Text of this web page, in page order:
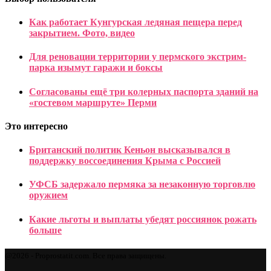
Как работает Кунгурская ледяная пещера перед
закрытием. Фото, видео
Для реновации территории у пермского экстрим-
парка изымут гаражи и боксы
Согласованы ещё три колерных паспорта зданий на
«гостевом маршруте» Перми
Это интересно
Британский политик Кеньон высказывался в
поддержку воссоединения Крыма с Россией
УФСБ задержало пермяка за незаконную торговлю
оружием
Какие льготы и выплаты убедят россиянок рожать
больше